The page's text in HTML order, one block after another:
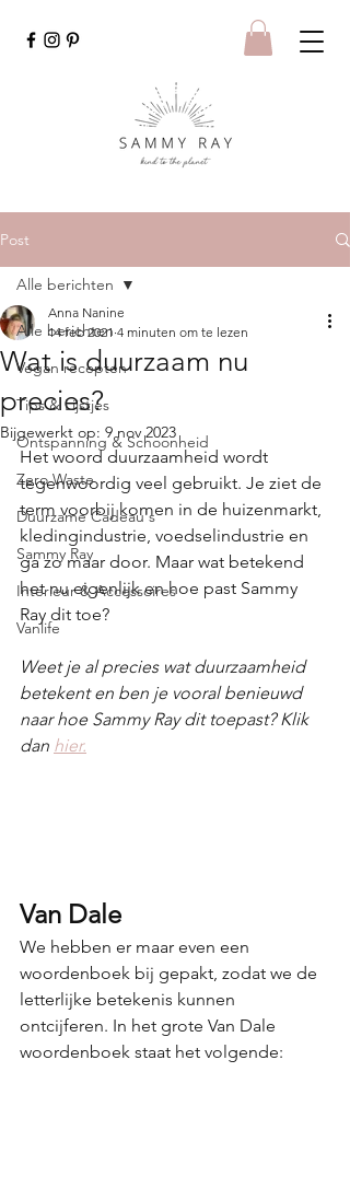
Post
Alle berichten
Vegan recepten
Tips & Lijstjes
Ontspanning & Schoonheid
Zero Waste
Duurzame Cadeau's
Sammy Ray
Interieur & Accessoires
Vanlife
Alle berichten
Wat is duurzaam nu
precies?
Anna Nanine
14 feb 2021 4 minuten om te lezen
Bijgewerkt op: 9 nov 2023
Het woord duurzaamheid wordt
tegenwoordig veel gebruikt. Je ziet de
term voorbij komen in de huizenmarkt,
kledingindustrie, voedselindustrie en
ga zo maar door. Maar wat betekend
het nu eigenlijk en hoe past Sammy
Ray dit toe?
Weet je al precies wat duurzaamheid
betekent en ben je vooral benieuwd
naar hoe Sammy Ray dit toepast? Klik
dan hier.
Van Dale
We hebben er maar even een
woordenboek bij gepakt, zodat we de
letterlijke betekenis kunnen
ontcijferen. In het grote Van Dale
woordenboek staat het volgende: